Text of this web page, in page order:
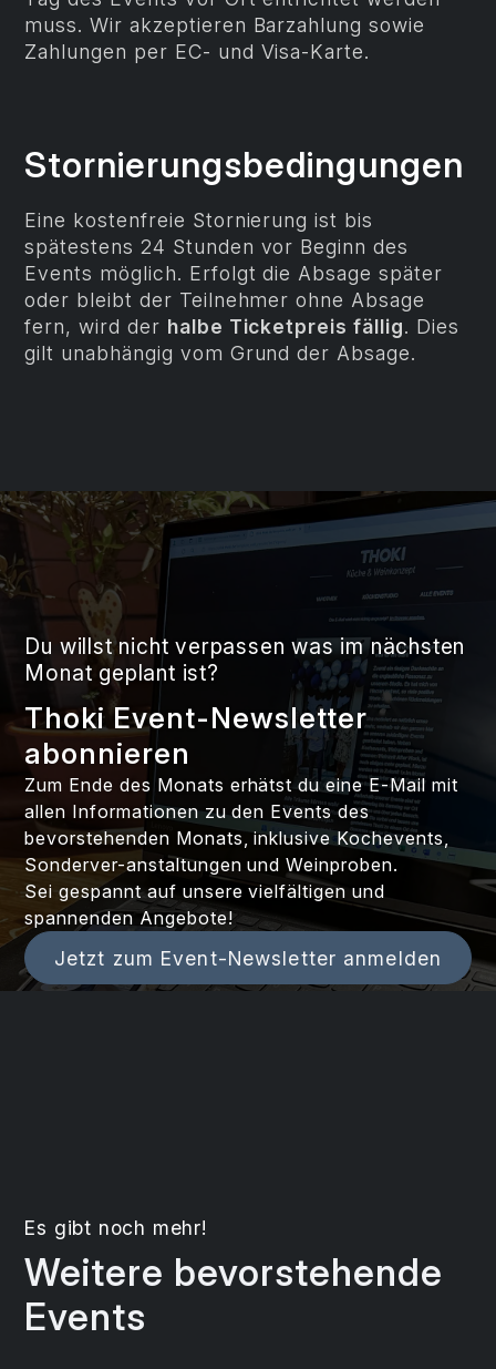
muss. Wir akzeptieren Barzahlung sowie
Zahlungen per EC- und Visa-Karte.
Stornierungsbedingungen
Eine kostenfreie Stornierung ist bis
spätestens 24 Stunden vor Beginn des
Events möglich. Erfolgt die Absage später
oder bleibt der Teilnehmer ohne Absage
fern, wird der halbe Ticketpreis fällig. Dies
gilt unabhängig vom Grund der Absage.
Du willst nicht verpassen was im nächsten
Monat geplant ist?
Thoki Event-Newsletter
abonnieren
Zum Ende des Monats erhätst du eine E-Mail mit
allen Informationen zu den Events des
bevorstehenden Monats, inklusive Kochevents,
Sonderver-anstaltungen und Weinproben.
Sei gespannt auf unsere vielfältigen und
spannenden Angebote!
Jetzt zum Event-Newsletter anmelden
Es gibt noch mehr!
Weitere bevorstehende
Events